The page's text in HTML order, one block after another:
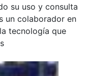
su uso y consulta
un colaborador en
tecnología que